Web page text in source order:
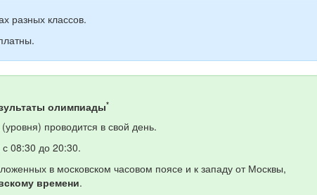
разных классов.
олимпиады*
проводится в свой день.
08:30 до 20:30.
в московском часовом поясе и к западу от Москвы,
времени.